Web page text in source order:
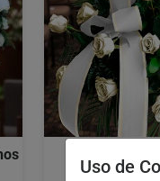
Centro
Uso de